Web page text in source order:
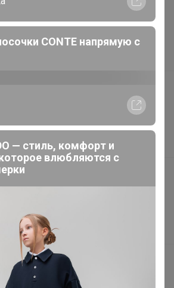
с 24-ok
место для ваших изображений
CONTE напрямую с
— стиль, комфорт и
влюбляются с